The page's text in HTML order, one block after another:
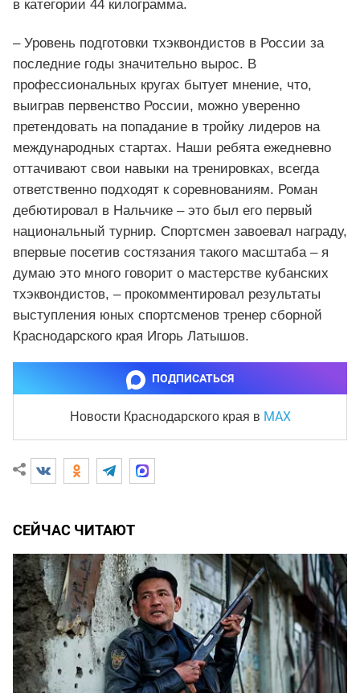
в категории 44 килограмма.
– Уровень подготовки тхэквондистов в России за
последние годы значительно вырос. В
профессиональных кругах бытует мнение, что,
выиграв первенство России, можно уверенно
претендовать на попадание в тройку лидеров на
международных стартах. Наши ребята ежедневно
оттачивают свои навыки на тренировках, всегда
ответственно подходят к соревнованиям. Роман
дебютировал в Нальчике – это был его первый
национальный турнир. Спортсмен завоевал награду,
впервые посетив состязания такого масштаба – я
думаю это много говорит о мастерстве кубанских
тхэквондистов, – прокомментировал результаты
выступления юных спортсменов тренер сборной
Краснодарского края Игорь Латышов.
ПОДПИСАТЬСЯ
Новости Краснодарского края в MAX
СЕЙЧАС ЧИТАЮТ